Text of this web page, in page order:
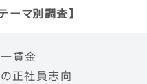
ーマ別調査】
賃金
正社員志向